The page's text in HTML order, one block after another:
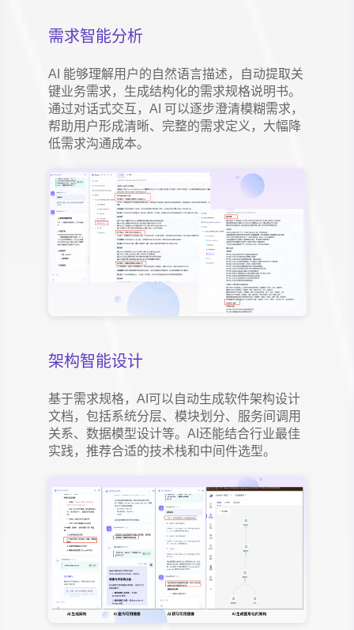
需求智能分析
AI 能够理解用户的自然语言描述，自动提取关
键业务需求，生成结构化的需求规格说明书。
通过对话式交互，AI 可以逐步澄清模糊需求，
帮助用户形成清晰、完整的需求定义，大幅降
低需求沟通成本。
架构智能设计
基于需求规格，AI可以自动生成软件架构设计
文档，包括系统分层、模块划分、服务间调用
关系、数据模型设计等。AI还能结合行业最佳
实践，推荐合适的技术栈和中间件选型。